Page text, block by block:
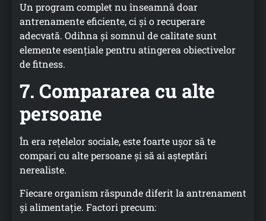
Un program complet nu înseamnă doar
antrenamente eficiente, ci și o recuperare
adecvată. Odihna și somnul de calitate sunt
elemente esențiale pentru atingerea obiectivelor
de fitness.
7. Compararea cu alte
persoane
În era rețelelor sociale, este foarte ușor să te
compari cu alte persoane și să ai așteptări
nerealiste.
Fiecare organism răspunde diferit la antrenament
și alimentație. Factori precum: